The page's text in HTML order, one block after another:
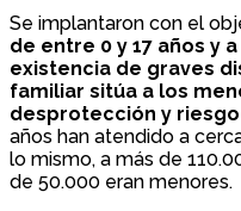
Se implantaron con el
de entre 0 y 17 años y
existencia de graves
familiar sitúa a los
desprotección y
años han atendido a
lo mismo, a más de
de 50.000 eran menores.